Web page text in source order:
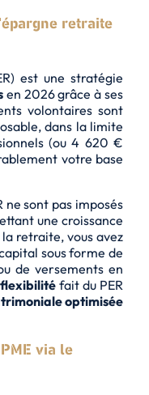
retraite
est une stratégie
en 2026 grâce à ses
volontaires sont
dans la limite
(ou 4 620 €
votre base
ne sont pas imposés
une croissance
retraite, vous avez
sous forme de
de versements en
flexibilité fait du PER
optimisée
via le